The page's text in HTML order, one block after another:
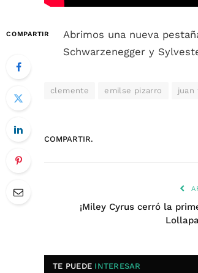
COMPARTIR
Abrimos una nueva
Schwarzenegger y
clemente emilse pizarro juan
COMPARTIR.
¡Miley Cyrus cerró la
TE PUEDE INTERESAR